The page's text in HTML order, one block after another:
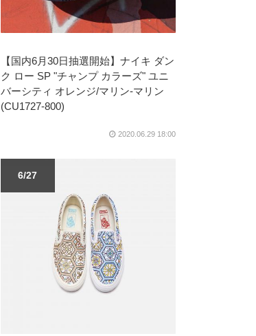
【国内6月30日抽選開始】ナイキ ダン
ク ロー SP "チャンプ カラーズ" ユニ
バーシティ オレンジ/マリン-マリン
(CU1727-800​​​​​​​)
2020.06.29 18:00
6/27